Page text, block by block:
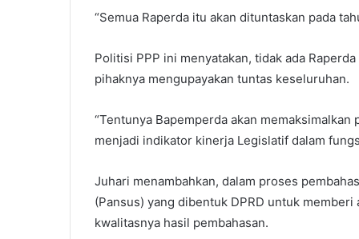
“Semua Raperda itu akan dituntaskan pada
Politisi PPP ini menyatakan, tidak ada
pihaknya mengupayakan tuntas keseluruhan.
“Tentunya Bapemperda akan
menjadi indikator kinerja Legislatif dalam
Juhari menambahkan, dalam proses
(Pansus) yang dibentuk DPRD untuk
kwalitasnya hasil pembahasan.